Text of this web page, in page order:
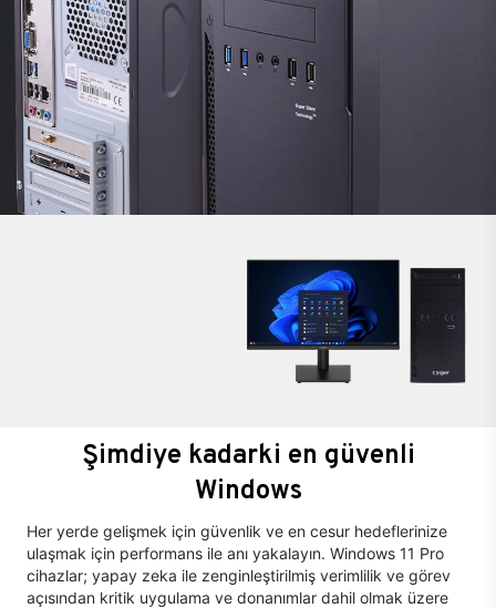
Şimdiye kadarki en güvenli
Windows
Her yerde gelişmek için güvenlik ve en cesur hedeflerinize
ulaşmak için performans ile anı yakalayın. Windows 11 Pro
cihazlar; yapay zeka ile zenginleştirilmiş verimlilik ve görev
açısından kritik uygulama ve donanımlar dahil olmak üzere